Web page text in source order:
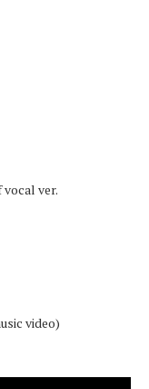
vocal ver.
video)